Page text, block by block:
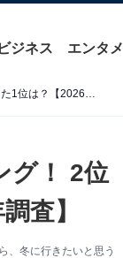
ジネス エンタメ
冬に行きたいと思う「長崎県の道の駅」ランキング！ 2位「遣唐使ふるさと館」を抑えた1位は？【2026年調査】
グ！ 2位
査】
、冬に行きたいと思う